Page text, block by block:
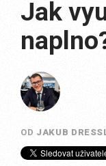
Jak
OD JAKUB